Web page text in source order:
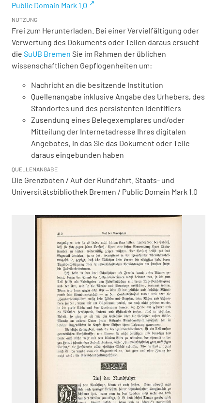
Public Domain Mark 1.0
NUTZUNG
Frei zum Herunterladen. Bei einer Vervielfältigung oder
Verwertung des Dokuments oder Teilen daraus ersucht
die SuUB Bremen Sie im Rahmen der üblichen
wissenschaftlichen Gepflogenheiten um:
Nachricht an die besitzende Institution
Quellenangabe inklusive Angabe des Urhebers, des
Standortes und des persistenten Identifiers
Zusendung eines Belegexemplares und/oder
Mitteilung der Internetadresse Ihres digitalen
Angebotes, in das Sie das Dokument oder Teile
daraus eingebunden haben
QUELLENANGABE
Die Grenzboten / Auf der Rundfahrt. Staats- und
Universitätsbibliothek Bremen / Public Domain Mark 1.0